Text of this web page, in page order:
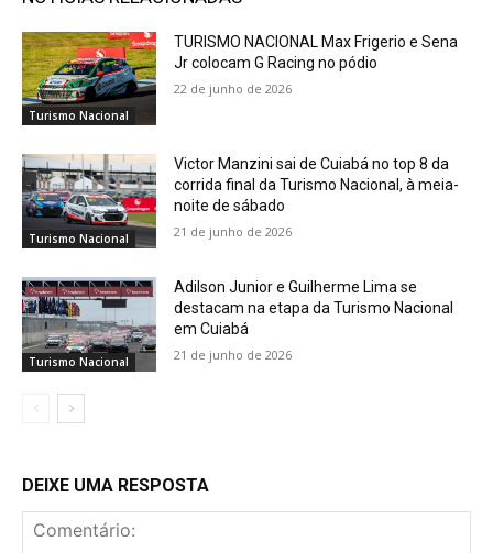
Turismo Nacional
TURISMO NACIONAL Max Frigerio e Sena
Jr colocam G Racing no pódio
22 de junho de 2026
Turismo Nacional
Victor Manzini sai de Cuiabá no top 8 da
corrida final da Turismo Nacional, à meia-
noite de sábado
21 de junho de 2026
Turismo Nacional
Adilson Junior e Guilherme Lima se
destacam na etapa da Turismo Nacional
em Cuiabá
21 de junho de 2026
DEIXE UMA RESPOSTA